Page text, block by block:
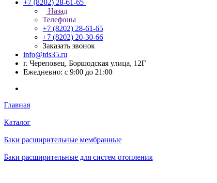
+7 (8202) 28‑61-65
Назад
Телефоны
+7 (8202) 28‑61-65
+7 (8202) 20‑30-66
Заказать звонок
info@tds35.ru
г. Череповец, Боршодская улица, 12Г
Ежедневно: с 9:00 до 21:00
Главная
Каталог
Баки расширительные мембранные
Баки расширительные для систем отопления